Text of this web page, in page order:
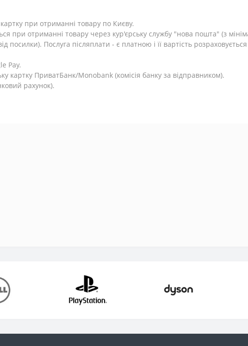
при отриманні товару по Києву.
при отриманні товару через кур'єрську службу "нова пошта" (з
посилки). Послуга післяплати - є платною і її вартість
Pay.
картку ПриватБанк/Monobank (комісія банку за відправником).
рахунок).